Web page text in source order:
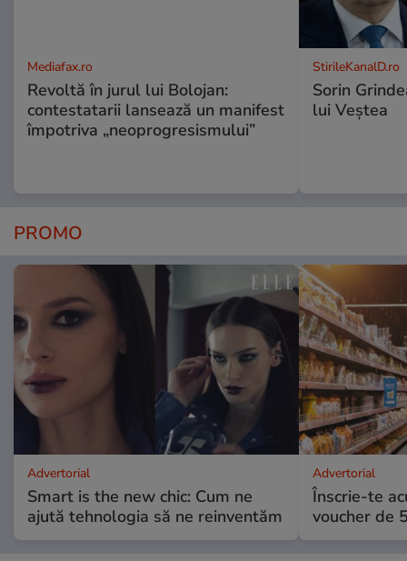
Mediafax.ro
Revoltă în jurul lui Bolojan:
contestatarii lansează un manifest
împotriva „neoprogresismului”
StirileKanalD.ro
Sorin
lui Veștea
PROMO
Advertorial
Smart is the new chic: Cum ne
ajută tehnologia să ne reinventăm
Advertorial
Înscrie-te
voucher de